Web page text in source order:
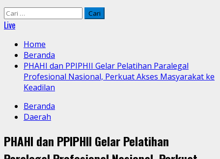
Cari
untuk:
Live
Home
Beranda
PHAHI dan PPIPHII Gelar Pelatihan Paralegal
Profesional Nasional, Perkuat Akses Masyarakat ke
Keadilan
Beranda
Daerah
PHAHI dan PPIPHII Gelar Pelatihan